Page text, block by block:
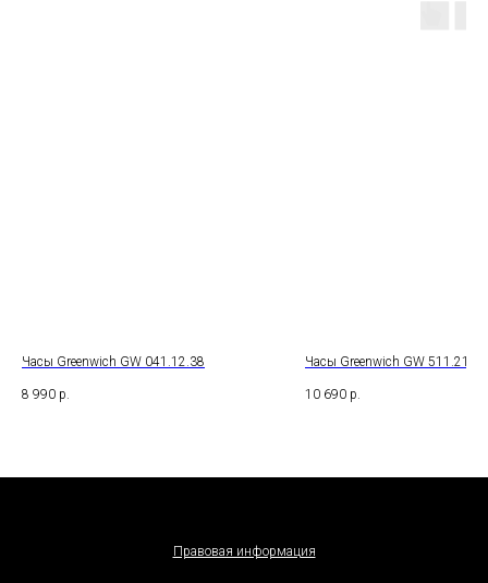
Часы Greenwich GW 041.12.38
8 990 р.
Часы Greenwich GW 511.21.13
10 690 р.
Правовая информация